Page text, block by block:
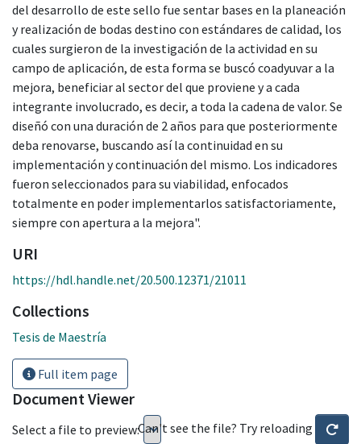
del desarrollo de este sello fue sentar bases en la planeación
y realización de bodas destino con estándares de calidad, los
cuales surgieron de la investigación de la actividad en su
campo de aplicación, de esta forma se buscó coadyuvar a la
mejora, beneficiar al sector del que proviene y a cada
integrante involucrado, es decir, a toda la cadena de valor. Se
diseñó con una duración de 2 años para que posteriormente
deba renovarse, buscando así la continuidad en su
implementación y continuación del mismo. Los indicadores
fueron seleccionados para su viabilidad, enfocados
totalmente en poder implementarlos satisfactoriamente,
siempre con apertura a la mejora".
URI
https://hdl.handle.net/20.500.12371/21011
Collections
Tesis de Maestría
Full item page
Document Viewer
Select a file to preview:Can't see the file? Try reloading